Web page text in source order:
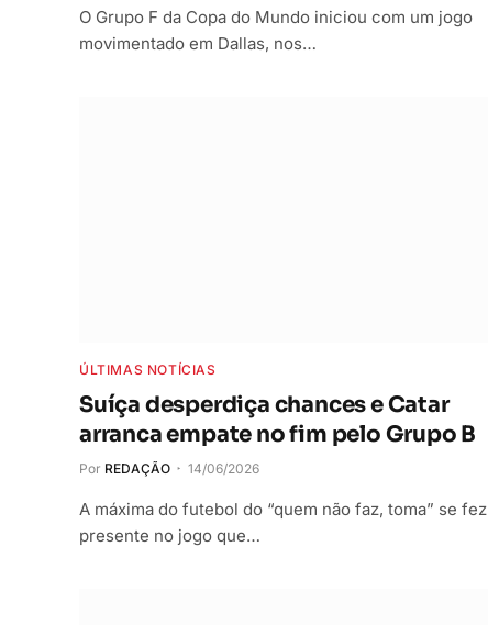
O Grupo F da Copa do Mundo iniciou com um jogo
movimentado em Dallas, nos…
ÚLTIMAS NOTÍCIAS
Suíça desperdiça chances e Catar
arranca empate no fim pelo Grupo B
Por REDAÇÃO 14/06/2026
A máxima do futebol do “quem não faz, toma” se fez
presente no jogo que…